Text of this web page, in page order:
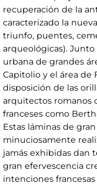
recuperación de la
caracterizado la
triunfo, puentes,
arqueológicas).
urbana de grandes
Capitolio y el área de
disposición de las
arquitectos romanos
franceses como
Estas láminas de
minuciosamente
jamás exhibidas dan
gran efervescencia
intenciones